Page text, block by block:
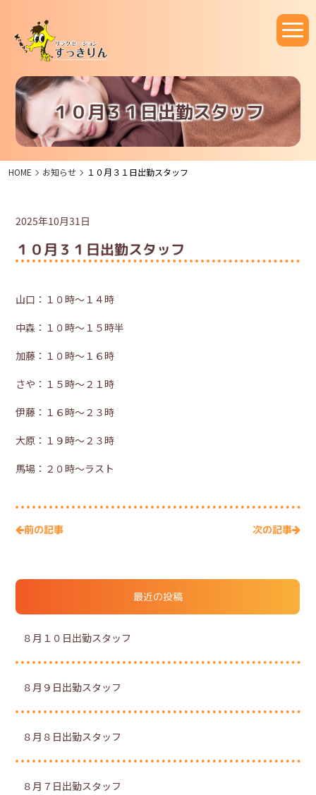
１０月３１日出勤スタッフ
HOME お知らせ １０月３１日出勤スタッフ
2025年10月31日
１０月３１日出勤スタッフ
山口：１０時～１４時
中森：１０時～１５時半
加藤：１０時～１６時
さや：１５時～２１時
伊藤：１６時～２３時
大原：１９時～２３時
馬場：２０時～ラスト
前の記事 次の記事
最近の投稿
８月１０日出勤スタッフ
８月９日出勤スタッフ
８月８日出勤スタッフ
８月７日出勤スタッフ